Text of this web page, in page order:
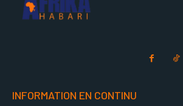
INFORMATION EN CONTINU